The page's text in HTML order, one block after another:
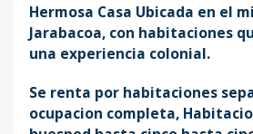
Hermosa Casa Ubicada en el
Jarabacoa, con habitaciones
una experiencia colonial.
Se renta por habitaciones
ocupacion completa,